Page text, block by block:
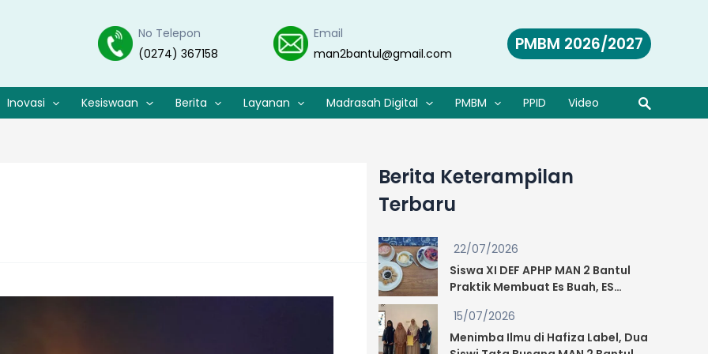
No Telepon
(0274) 367158
Email
man2bantul@gmail.com
PMBM 2026/2027
Inovasi Kesiswaan Berita Layanan Madrasah Digital PMBM PPID Video
Berita Keterampilan
Terbaru
Siswa XI DEF APHP MAN 2 Bantul
Praktik Membuat Es Buah, ES
Walik, Guru Beri Apresiasi: “Segar
Sekali!”
22/07/2026
Menimba Ilmu di Hafiza Label, Dua
15/07/2026